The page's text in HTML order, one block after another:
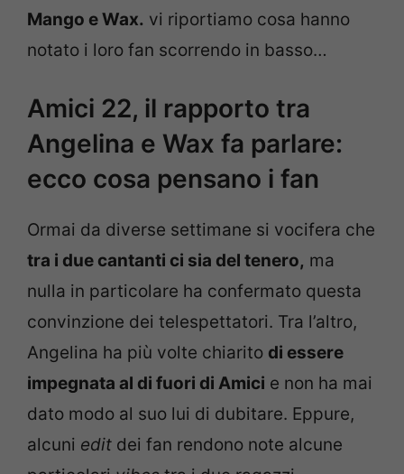
Mango e Wax. vi riportiamo cosa hanno
notato i loro fan scorrendo in basso…
Amici 22, il rapporto tra
Angelina e Wax fa parlare:
ecco cosa pensano i fan
Ormai da diverse settimane si vocifera che
tra i due cantanti ci sia del tenero, ma
nulla in particolare ha confermato questa
convinzione dei telespettatori. Tra l’altro,
Angelina ha più volte chiarito di essere
impegnata al di fuori di Amici e non ha mai
dato modo al suo lui di dubitare. Eppure,
alcuni edit dei fan rendono note alcune